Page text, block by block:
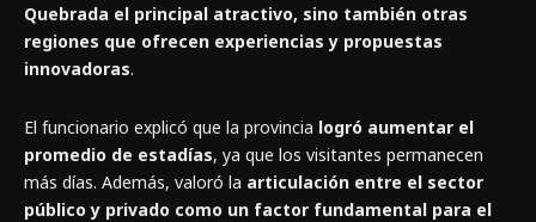
Quebrada el principal atractivo, sino también otras
regiones que ofrecen experiencias y propuestas
innovadoras.
El funcionario explicó que la provincia logró aumentar el
promedio de estadías, ya que los visitantes permanecen
más días. Además, valoró la articulación entre el sector
público y privado como un factor fundamental para el